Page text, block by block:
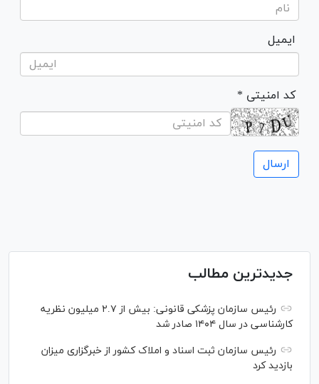
ایمیل
* کد امنیتی
جدیدترین مطالب
رئیس سازمان پزشکی قانونی: بیش از ۲.۷ میلیون نظریه
کارشناسی در سال ۱۴۰۴ صادر شد
رئیس سازمان ثبت اسناد و املاک کشور از خبرگزاری میزان
بازدید کرد